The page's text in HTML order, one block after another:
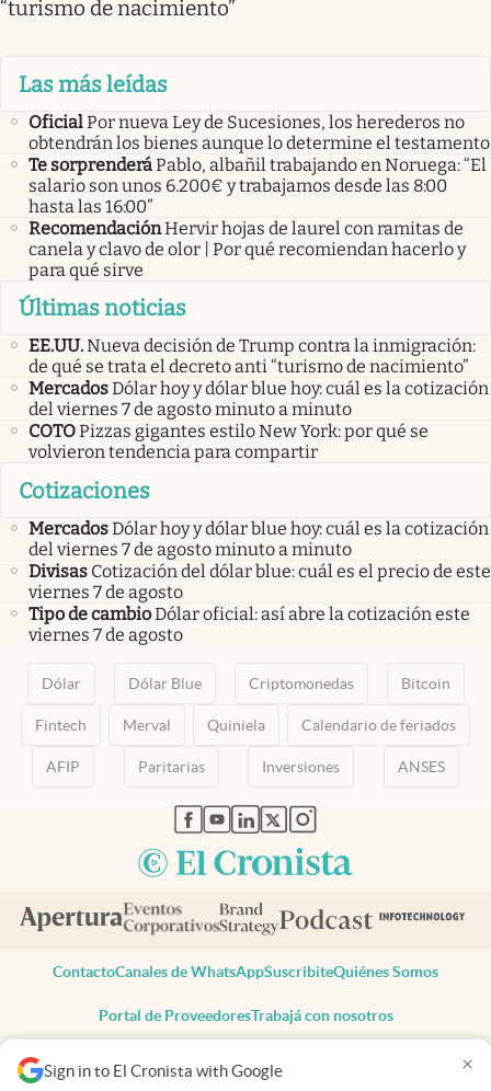
Sign in to El Cronista with Google ×
“turismo de nacimiento”
Las más leídas
OficialPor nueva Ley de Sucesiones, los herederos no
obtendrán los bienes aunque lo determine el testamento
Te sorprenderáPablo, albañil trabajando en Noruega: “El
salario son unos 6.200€ y trabajamos desde las 8:00
hasta las 16:00”
RecomendaciónHervir hojas de laurel con ramitas de
canela y clavo de olor | Por qué recomiendan hacerlo y
para qué sirve
Últimas noticias
EE.UU.Nueva decisión de Trump contra la inmigración:
de qué se trata el decreto anti “turismo de nacimiento”
MercadosDólar hoy y dólar blue hoy: cuál es la cotización
del viernes 7 de agosto minuto a minuto
COTOPizzas gigantes estilo New York: por qué se
volvieron tendencia para compartir
Cotizaciones
MercadosDólar hoy y dólar blue hoy: cuál es la cotización
del viernes 7 de agosto minuto a minuto
Divisas Cotización del dólar blue: cuál es el precio de este
viernes 7 de agosto
Tipo de cambioDólar oficial: así abre la cotización este
viernes 7 de agosto
Dólar Dólar Blue Criptomonedas Bitcoin
Fintech Merval Quiniela Calendario de feriados
AFIP Paritarias Inversiones ANSES
abre en nueva pestaña
abre en nueva pestaña
abre en nueva pestaña
abre en nueva pestaña
abre en nueva pestaña
ContactoCanales de WhatsAppSuscribiteQuiénes Somos
Portal de ProveedoresTrabajá con nosotros
Todos los derechos reservados